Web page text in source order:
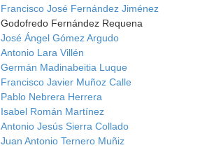
Francisco José Fernández Jiménez
Godofredo Fernández Requena
José Ángel Gómez Argudo
Antonio Lara Villén
Germán Madinabeitia Luque
Francisco Javier Muñoz Calle
Pablo Nebrera Herrera
Isabel Román Martínez
Antonio Jesús Sierra Collado
Juan Antonio Ternero Muñiz